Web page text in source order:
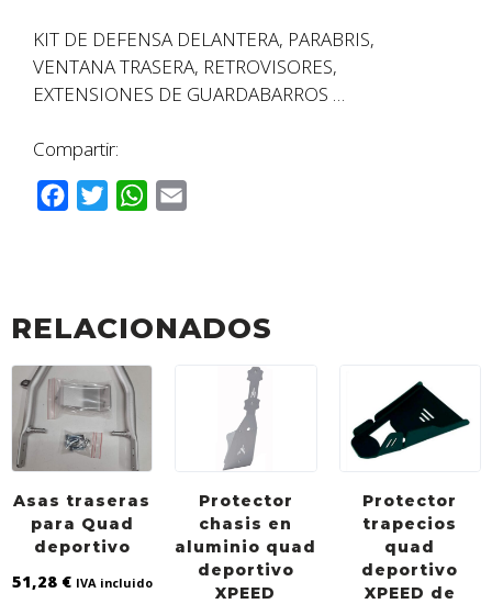
KIT DE DEFENSA DELANTERA, PARABRIS,
VENTANA TRASERA, RETROVISORES,
EXTENSIONES DE GUARDABARROS …
Compartir:
o
k
t
r
W
s
l
RELACIONADOS
Asas traseras
para Quad
deportivo
51,28 € IVA incluido
Protector
chasis en
aluminio quad
deportivo
XPEED
Protector
trapecios
quad
deportivo
XPEED de